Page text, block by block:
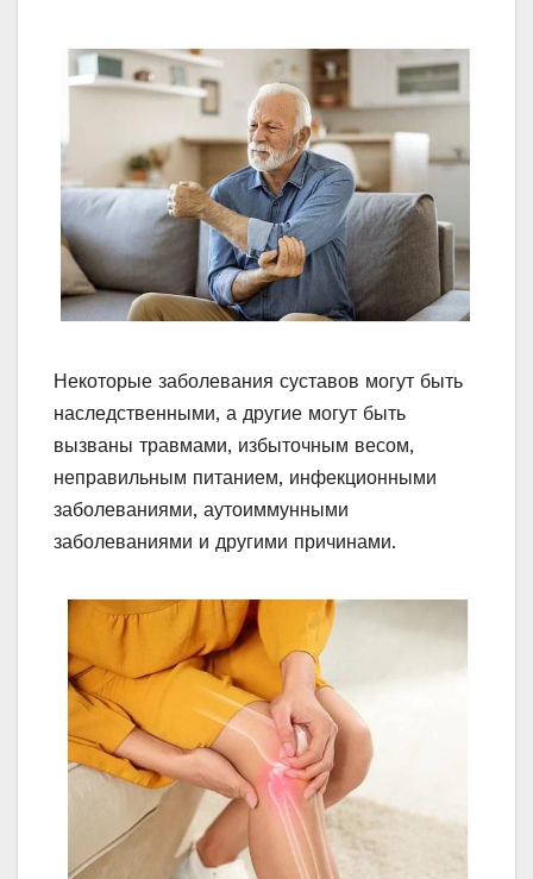
Некоторые заболевания суставов могут быть
наследственными, а другие могут быть
вызваны травмами, избыточным весом,
неправильным питанием, инфекционными
заболеваниями, аутоиммунными
заболеваниями и другими причинами.